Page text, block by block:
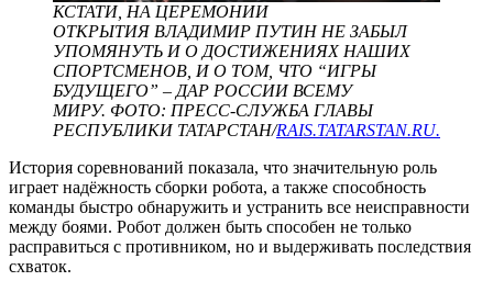
КСТАТИ, НА ЦЕРЕМОНИИ
ОТКРЫТИЯ ВЛАДИМИР ПУТИН НЕ ЗАБЫЛ
УПОМЯНУТЬ И О ДОСТИЖЕНИЯХ НАШИХ
СПОРТСМЕНОВ, И О ТОМ, ЧТО “ИГРЫ
БУДУЩЕГО” – ДАР РОССИИ ВСЕМУ
МИРУ. ФОТО: ПРЕСС-СЛУЖБА ГЛАВЫ
РЕСПУБЛИКИ ТАТАРСТАН/RAIS.TATARSTAN.RU.
История соревнований показала, что значительную роль
играет надёжность сборки робота, а также способность
команды быстро обнаружить и устранить все неисправности
между боями. Робот должен быть способен не только
расправиться с противником, но и выдерживать последствия
схваток.